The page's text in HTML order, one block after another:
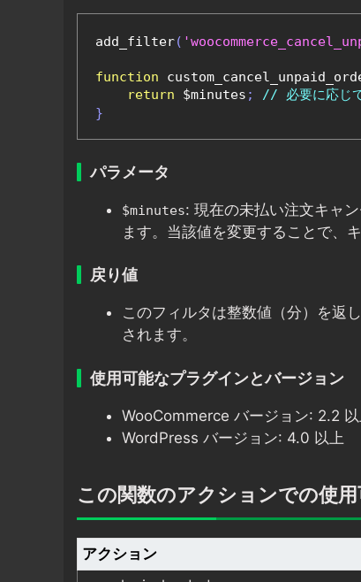
add_filter(
function
return $minutes ;
// 必要に応じ
}
パラメータ
$minutes: 現在の未払い注文キャ
ます。当該値を変更することで、
戻り値
このフィルタは整数値（分）を返
されます。
使用可能なプラグインとバージョン
WooCommerce バージョン: 2.2 以
WordPress バージョン: 4.0 以上
この関数のアクションでの使
アクション